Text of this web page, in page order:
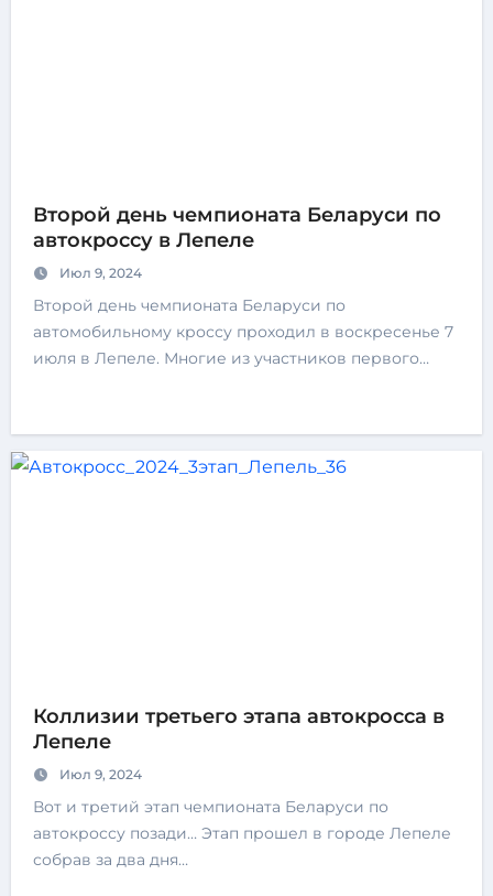
Второй день чемпионата Беларуси по
автокроссу в Лепеле
Июл 9, 2024
Второй день чемпионата Беларуси по
автомобильному кроссу проходил в воскресенье 7
июля в Лепеле. Многие из участников первого…
Коллизии третьего этапа автокросса в
Лепеле
Июл 9, 2024
Вот и третий этап чемпионата Беларуси по
автокроссу позади… Этап прошел в городе Лепеле
собрав за два дня…